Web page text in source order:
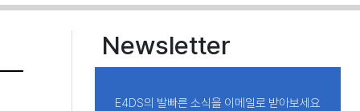
Newsletter
E4DS의 발빠른 소식을 이메일로 받아보세요